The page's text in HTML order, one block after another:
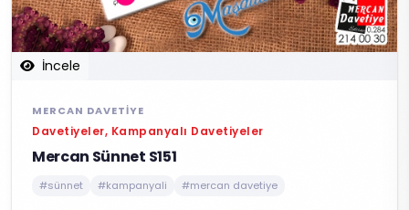
İncele
MERCAN DAVETIYE
Davetiyeler, Kampanyalı Davetiyeler
Mercan Sünnet S151
#sünnet #kampanyali #mercan davetiye